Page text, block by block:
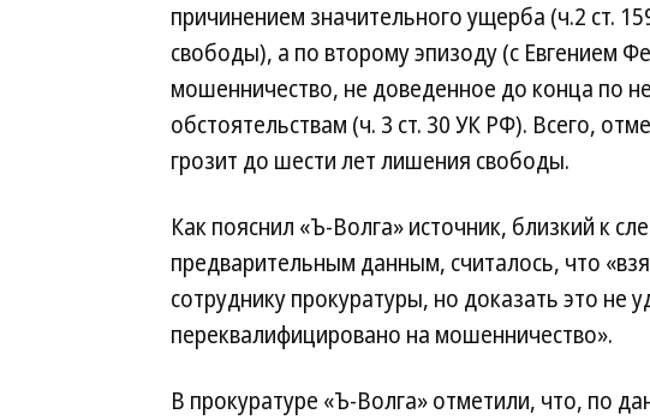
причинением значительного ущерба (ч.2 ст.
свободы), а по второму эпизоду (с Евгением
мошенничество, не доведенное до конца по
обстоятельствам (ч. 3 ст. 30 УК РФ). Всего,
грозит до шести лет лишения свободы.
Как пояснил «Ъ-Волга» источник, близкий к
предварительным данным, считалось, что
сотруднику прокуратуры, но доказать это не
переквалифицировано на мошенничество».
В прокуратуре «Ъ-Волга» отметили, что, по